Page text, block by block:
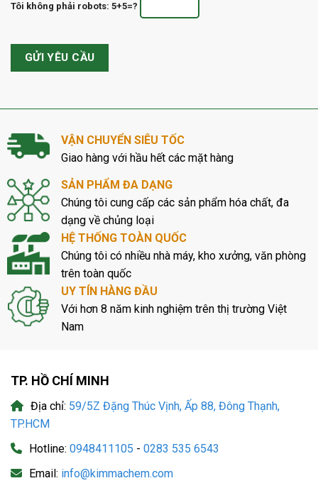
Tôi không phải robots: 5+5=?
VẬN CHUYỂN SIÊU TỐC
Giao hàng với hầu hết các mặt hàng
SẢN PHẨM ĐA DẠNG
Chúng tôi cung cấp các sản phẩm hóa chất, đa
dạng về chủng loại
HỆ THỐNG TOÀN QUỐC
Chúng tôi có nhiều nhà máy, kho xưởng, văn phòng
trên toàn quốc
UY TÍN HÀNG ĐẦU
Với hơn 8 năm kinh nghiệm trên thị trường Việt
Nam
TP. HỒ CHÍ MINH
Địa chỉ: 59/5Z Đặng Thúc Vịnh, Ấp 88, Đông Thạnh,
TP.HCM
Hotline: 0948411105 - 0283 535 6543
Email: info@kimmachem.com